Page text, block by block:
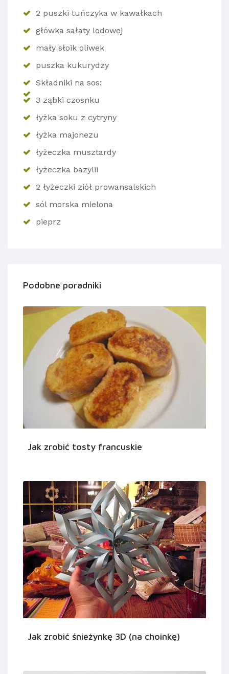
2 puszki tuńczyka w kawałkach
główka sałaty lodowej
mały słoik oliwek
puszka kukurydzy
Składniki na sos:
3 ząbki czosnku
łyżka soku z cytryny
łyżka majonezu
łyżeczka musztardy
łyżeczka bazylii
2 łyżeczki ziół prowansalskich
sól morska mielona
pieprz
Podobne poradniki
Jak zrobić tosty francuskie
Jak zrobić śnieżynkę 3D (na choinkę)